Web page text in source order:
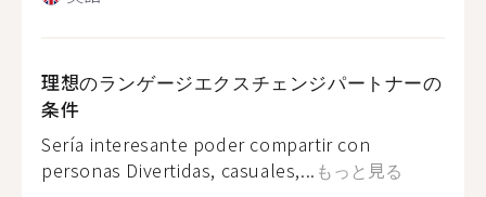
理想のランゲージエクスチェンジパートナーの
条件
Sería interesante poder compartir con
personas Divertidas, casuales,... もっと見る